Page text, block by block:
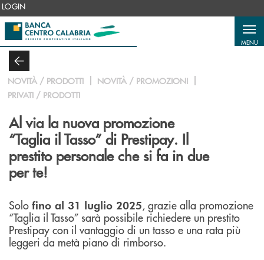
Salta al contenuto principale
LOGIN
MENU
NOVITÀ / PRODOTTI
NOVITÀ / PROMOZIONI
PRIVATI / PRODOTTI
Al via la nuova promozione
“Taglia il Tasso” di Prestipay. Il
prestito personale che si fa in due
per te!
Solo fino al 31 luglio 2025, grazie alla promozione
“Taglia il Tasso” sarà possibile richiedere un prestito
Prestipay con il vantaggio di un tasso e una rata più
leggeri da metà piano di rimborso.